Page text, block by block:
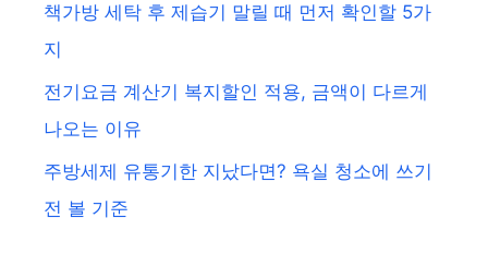
책가방 세탁 후 제습기 말릴 때 먼저 확인할 5가
지
전기요금 계산기 복지할인 적용, 금액이 다르게
나오는 이유
주방세제 유통기한 지났다면? 욕실 청소에 쓰기
전 볼 기준